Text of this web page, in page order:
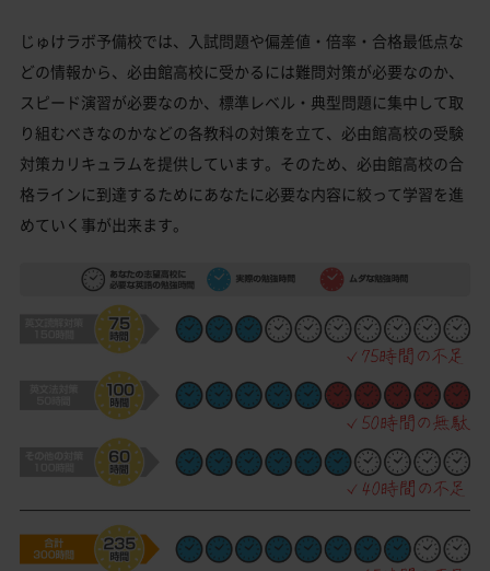
じゅけラボ予備校では、入試問題や偏差値・倍率・合格最低点な
どの情報から、必由館高校に受かるには難問対策が必要なのか、
スピード演習が必要なのか、標準レベル・典型問題に集中して取
り組むべきなのかなどの各教科の対策を立て、必由館高校の受験
対策カリキュラムを提供しています。そのため、必由館高校の合
格ラインに到達するためにあなたに必要な内容に絞って学習を進
めていく事が出来ます。